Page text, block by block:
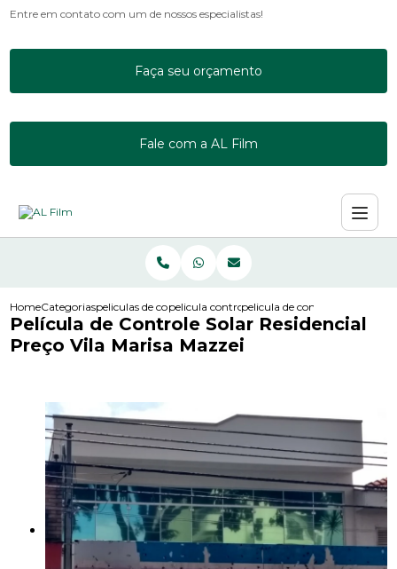
Entre em contato com um de nossos especialistas!
Faça seu orçamento
Fale com a AL Film
HomeCategoriaspeliculas de controle solarpelicula controle solar incolor
pelicula de controle solar
Película de Controle Solar Residencial
Preço Vila Marisa Mazzei